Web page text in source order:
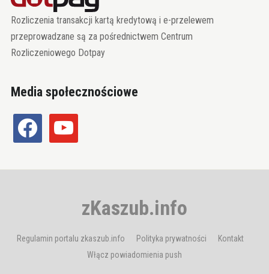
Rozliczenia transakcji kartą kredytową i e-przelewem
przeprowadzane są za pośrednictwem Centrum
Rozliczeniowego Dotpay
Media społecznościowe
facebook youtube
zKaszub.info
Regulamin portalu zkaszub.info Polityka prywatności
Kontakt
Włącz powiadomienia push